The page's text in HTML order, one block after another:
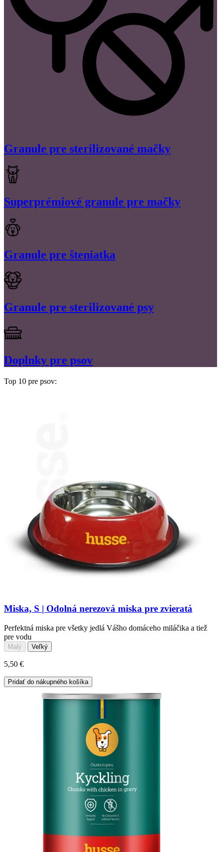
Granule pre sterilizované mačky
Superprémiové granule pre mačky
Granule pre šteniatka
Granule pre sterilizované psy
Doplnky pre psov
Top 10 pre psov:
Miska, S | Odolná nerezová miska pre zvieratá
Perfektná miska pre všetky jedlá Vášho domáceho miláčika a tiež
pre vodu
Malý Veľký
5,50 €
Pridať do nákupného košíka